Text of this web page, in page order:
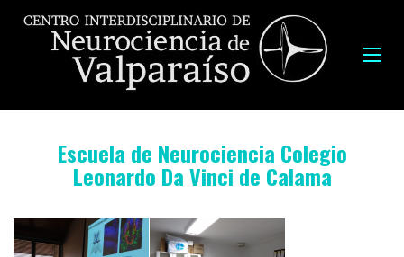
Escuela de Neurociencia Colegio
Leonardo Da Vinci de Calama